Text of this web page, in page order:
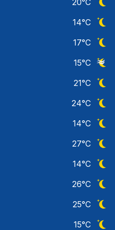
14°C
17°C
15°C
21°C
24°C
14°C
27°C
14°C
26°C
25°C
15°C